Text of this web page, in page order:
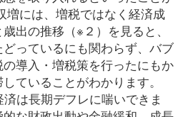
増には、増税ではなく経済成
出の推移（※２）を見ると、
っているにも関わらず、バブ
導入・増税策を行ったにもか
ていることがわかります。
は長期デフレに喘いできま